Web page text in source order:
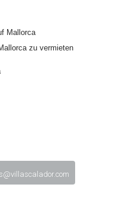
Mallorca
zu vermieten